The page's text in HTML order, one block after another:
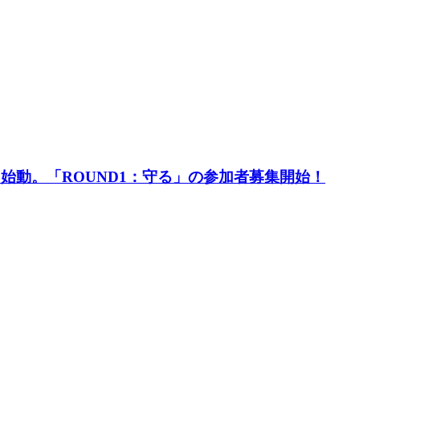
動。「ROUND1：守る」の参加者募集開始！